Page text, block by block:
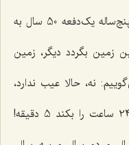
حقایق دور هستیم که اگر همین طفل پنج‌ساله یک‌دفعه 50 سال به
زمین بگردد دیگر، زمین
بشود 50 سال، می‌گوییم: نه، حالا عیب ندارد،
اشکال ندارد! یک‌دفعه تند بگردد، مثلاً 24 ساعت را بکند 5 دقیقه!